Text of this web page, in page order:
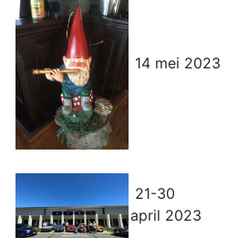
14 mei 2023
21-30
april 2023